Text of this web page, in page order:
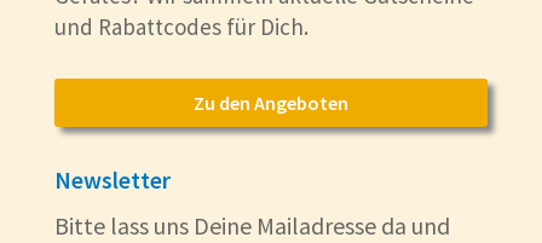
und Rabattcodes für Dich.
Zu den Angeboten
Newsletter
Bitte lass uns Deine Mailadresse da und